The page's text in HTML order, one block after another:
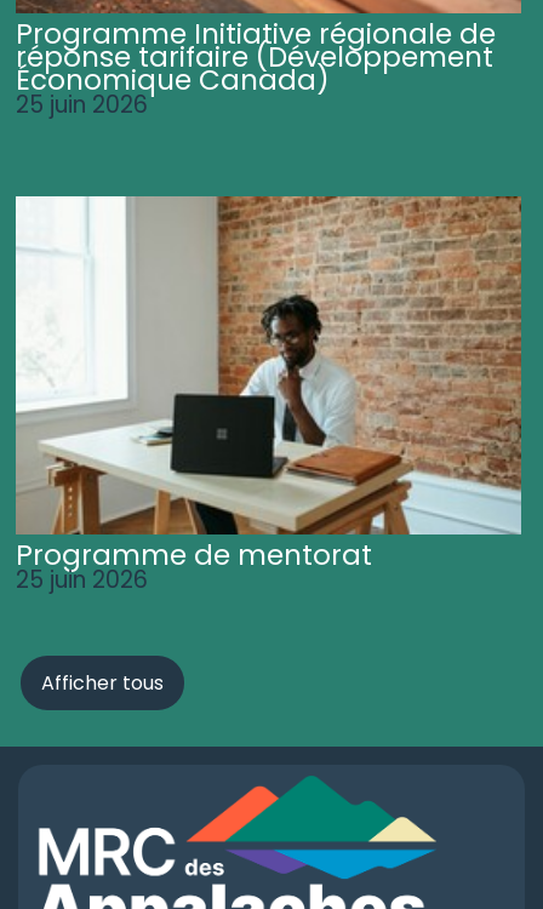
Programme Initiative régionale de
réponse tarifaire (Développement
Économique Canada)
25 juin 2026
Programme de mentorat
25 juin 2026
Afficher tous